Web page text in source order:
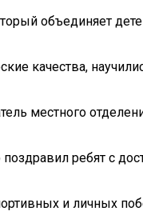
объединяет
качества,
местного
ребят с
и личных